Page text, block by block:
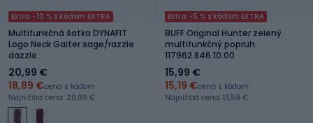
Extra -10 % s kódom EXTRA
Multifunkčná šatka DYNAFIT
Logo Neck Gaiter sage/razzle
dazzle
20,99 €
18,89 €cena s kódom
Najnižšia cena: 20,99 €
Extra -5 % s kódom EXTRA
BUFF Original Hunter zelený
multifunkčný popruh
117962.846.10.00
15,99 €
15,19 €cena s kódom
Najnižšia cena: 13,59 €